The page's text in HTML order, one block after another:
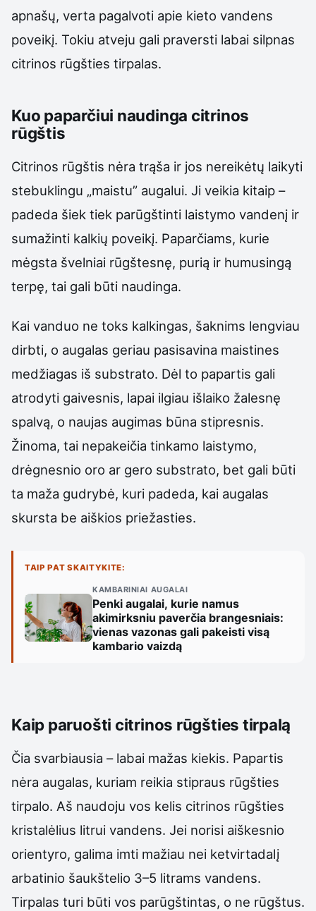
apnašų, verta pagalvoti apie kieto vandens
poveikį. Tokiu atveju gali praversti labai silpnas
citrinos rūgšties tirpalas.
Kuo paparčiui naudinga citrinos
rūgštis
Citrinos rūgštis nėra trąša ir jos nereikėtų laikyti
stebuklingu „maistu” augalui. Ji veikia kitaip –
padeda šiek tiek parūgštinti laistymo vandenį ir
sumažinti kalkių poveikį. Paparčiams, kurie
mėgsta švelniai rūgštesnę, purią ir humusingą
terpę, tai gali būti naudinga.
Kai vanduo ne toks kalkingas, šaknims lengviau
dirbti, o augalas geriau pasisavina maistines
medžiagas iš substrato. Dėl to papartis gali
atrodyti gaivesnis, lapai ilgiau išlaiko žalesnę
spalvą, o naujas augimas būna stipresnis.
Žinoma, tai nepakeičia tinkamo laistymo,
drėgnesnio oro ar gero substrato, bet gali būti
ta maža gudrybė, kuri padeda, kai augalas
skursta be aiškios priežasties.
TAIP PAT SKAITYKITE:
KAMBARINIAI AUGALAI
Penki augalai, kurie namus
akimirksniu paverčia brangesniais:
vienas vazonas gali pakeisti visą
kambario vaizdą
Kaip paruošti citrinos rūgšties tirpalą
Čia svarbiausia – labai mažas kiekis. Papartis
nėra augalas, kuriam reikia stipraus rūgšties
tirpalo. Aš naudoju vos kelis citrinos rūgšties
kristalėlius litrui vandens. Jei norisi aiškesnio
orientyro, galima imti mažiau nei ketvirtadalį
arbatinio šaukštelio 3–5 litrams vandens.
Tirpalas turi būti vos parūgštintas, o ne rūgštus.